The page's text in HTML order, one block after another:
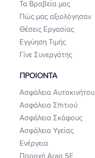
Τα Βραβεία μας
Πώς μας αξιολόγησαν
Θέσεις Εργασίας
Εγγύηση Τιμής
Γίνε Συνεργάτης
ΠΡΟΙΟΝΤΑ
Ασφάλεια Αυτοκινήτου
Ασφάλεια Σπιτιού
Ασφάλεια Σκάφους
Ασφάλεια Υγείας
Ενέργεια
Παροχή Arag SE